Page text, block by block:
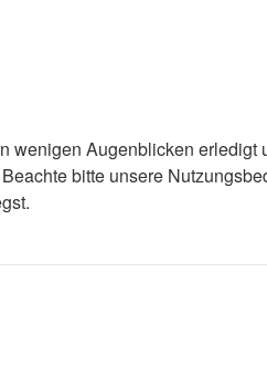
Augenblicken
bitte unsere